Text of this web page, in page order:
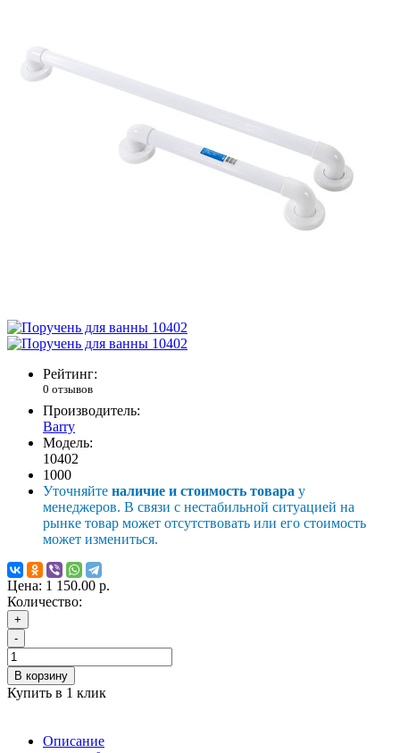
Рейтинг:
0 отзывов
Производитель:
Barry
Модель:
10402
1000
Уточняйте наличие и стоимость товара у
менеджеров. В связи с нестабильной ситуацией на
рынке товар может отсутствовать или его стоимость
может измениться.
Цена: 1 150.00 р.
Количество:
+
-
В корзину
Купить в 1 клик
Описание